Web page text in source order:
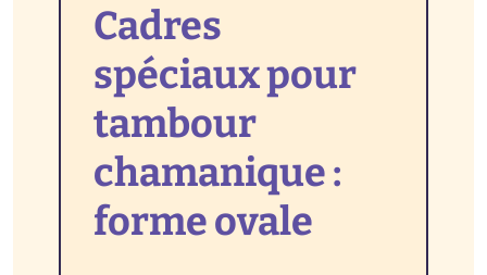
Cadres
spéciaux pour
tambour
chamanique :
forme ovale